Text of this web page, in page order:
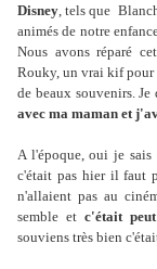
Disney, tels que
animés de notre
Nous avons réparé
Rouky, un vrai kif pour
de beaux souvenirs.
avec ma maman et
A l'époque, oui je
c'était pas hier il faut
n'allaient pas au
semble et c'était
souviens très bien